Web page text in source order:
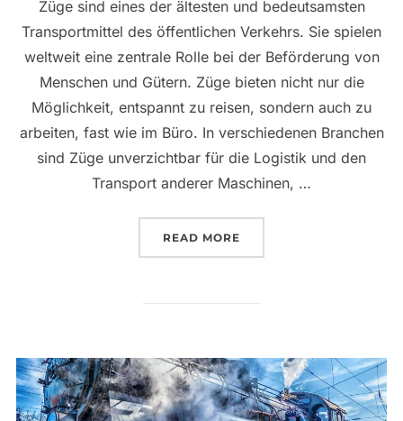
Züge sind eines der ältesten und bedeutsamsten
Transportmittel des öffentlichen Verkehrs. Sie spielen
weltweit eine zentrale Rolle bei der Beförderung von
Menschen und Gütern. Züge bieten nicht nur die
Möglichkeit, entspannt zu reisen, sondern auch zu
arbeiten, fast wie im Büro. In verschiedenen Branchen
sind Züge unverzichtbar für die Logistik und den
Transport anderer Maschinen, …
READ MORE